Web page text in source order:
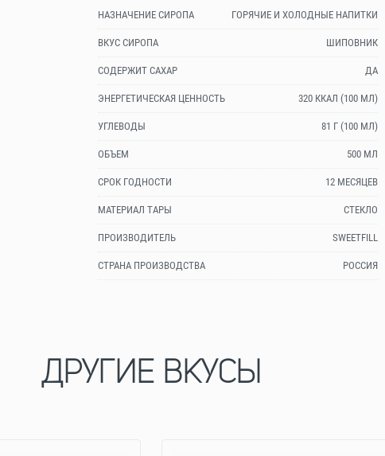
НАЗНАЧЕНИЕ СИРОПА ГОРЯЧИЕ И ХОЛОДНЫЕ НАПИТКИ
ВКУС СИРОПА ШИПОВНИК
СОДЕРЖИТ САХАР ДА
ЭНЕРГЕТИЧЕСКАЯ ЦЕННОСТЬ 320 ККАЛ (100 МЛ)
УГЛЕВОДЫ 81 Г (100 МЛ)
ОБЪЕМ 500 МЛ
СРОК ГОДНОСТИ 12 МЕСЯЦЕВ
МАТЕРИАЛ ТАРЫ СТЕКЛО
ПРОИЗВОДИТЕЛЬ SWEETFILL
СТРАНА ПРОИЗВОДСТВА РОССИЯ
ДРУГИЕ ВКУСЫ